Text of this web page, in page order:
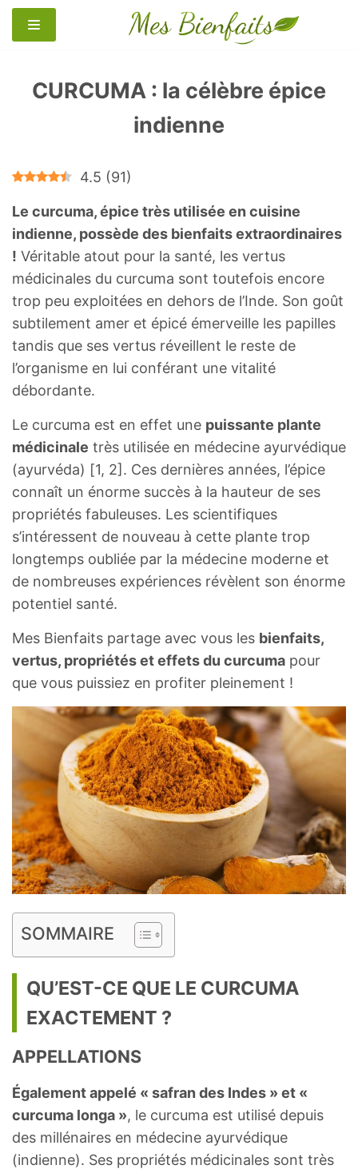
Aller
au
CURCUMA : la célèbre épice
indienne
4.5 (91)
Le curcuma, épice très utilisée en cuisine
indienne, possède des bienfaits extraordinaires
! Véritable atout pour la santé, les vertus
médicinales du curcuma sont toutefois encore
trop peu exploitées en dehors de l’Inde. Son goût
subtilement amer et épicé émerveille les papilles
tandis que ses vertus réveillent le reste de
l’organisme en lui conférant une vitalité
débordante.
Le curcuma est en effet une puissante plante
médicinale très utilisée en médecine ayurvédique
(ayurvéda) [1, 2]. Ces dernières années, l’épice
connaît un énorme succès à la hauteur de ses
propriétés fabuleuses. Les scientifiques
s’intéressent de nouveau à cette plante trop
longtemps oubliée par la médecine moderne et
de nombreuses expériences révèlent son énorme
potentiel santé.
Mes Bienfaits partage avec vous les bienfaits,
vertus, propriétés et effets du curcuma pour
que vous puissiez en profiter pleinement !
SOMMAIRE
QU’EST-CE QUE LE CURCUMA
EXACTEMENT ?
APPELLATIONS
Également appelé « safran des Indes » et «
curcuma longa », le curcuma est utilisé depuis
des millénaires en médecine ayurvédique
(indienne). Ses propriétés médicinales sont très